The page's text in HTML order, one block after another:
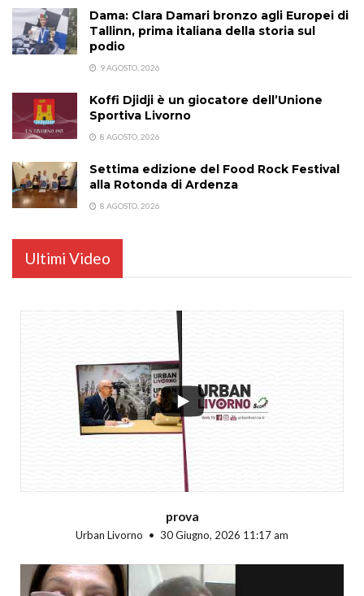
Dama: Clara Damari bronzo agli Europei di
Tallinn, prima italiana della storia sul
podio
9 AGOSTO, 2026
Koffi Djidji è un giocatore dell’Unione
Sportiva Livorno
8 AGOSTO, 2026
Settima edizione del Food Rock Festival
alla Rotonda di Ardenza
8 AGOSTO, 2026
Ultimi Video
prova
Urban Livorno 30 Giugno, 2026 11:17 am